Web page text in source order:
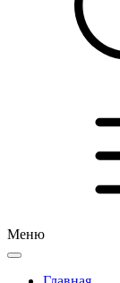
Меню